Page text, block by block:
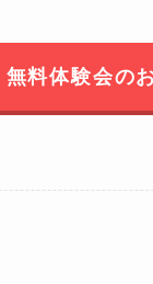
料体験会の